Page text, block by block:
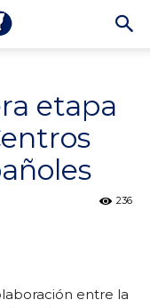
etapa
236
entre la